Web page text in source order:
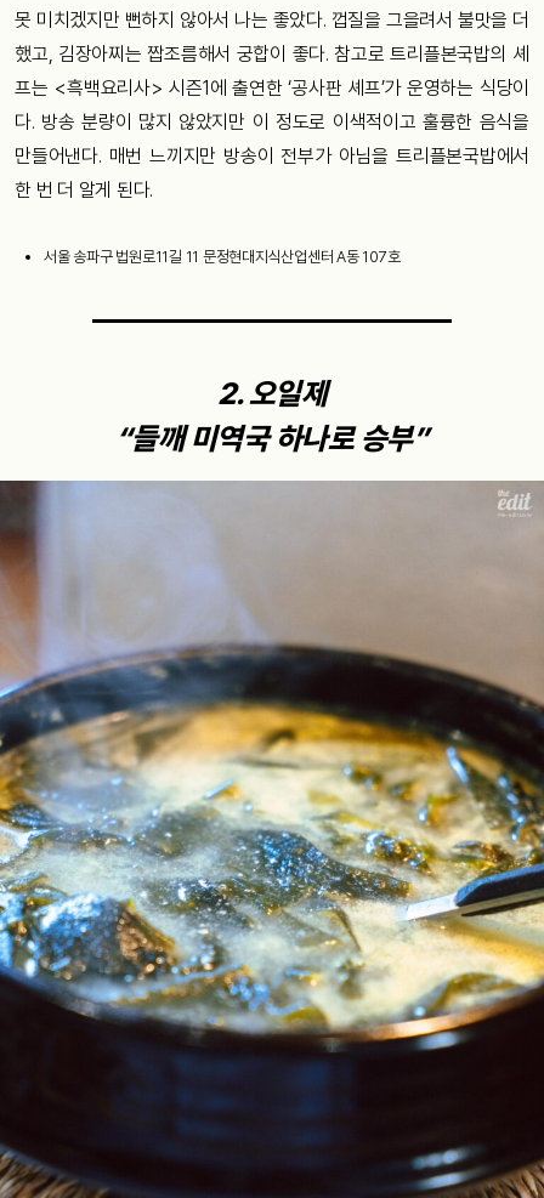
못 미치겠지만 뻔하지 않아서 나는 좋았다. 껍질을 그을려서 불맛을 더
했고, 김장아찌는 짭조름해서 궁합이 좋다. 참고로 트리플본국밥의 셰
프는 <흑백요리사> 시즌1에 출연한 ‘공사판 셰프’가 운영하는 식당이
다. 방송 분량이 많지 않았지만 이 정도로 이색적이고 훌륭한 음식을
만들어낸다. 매번 느끼지만 방송이 전부가 아님을 트리플본국밥에서
한 번 더 알게 된다.
서울 송파구 법원로11길 11 문정현대지식산업센터 A동 107호
2. 오일제
“들깨 미역국 하나로 승부”